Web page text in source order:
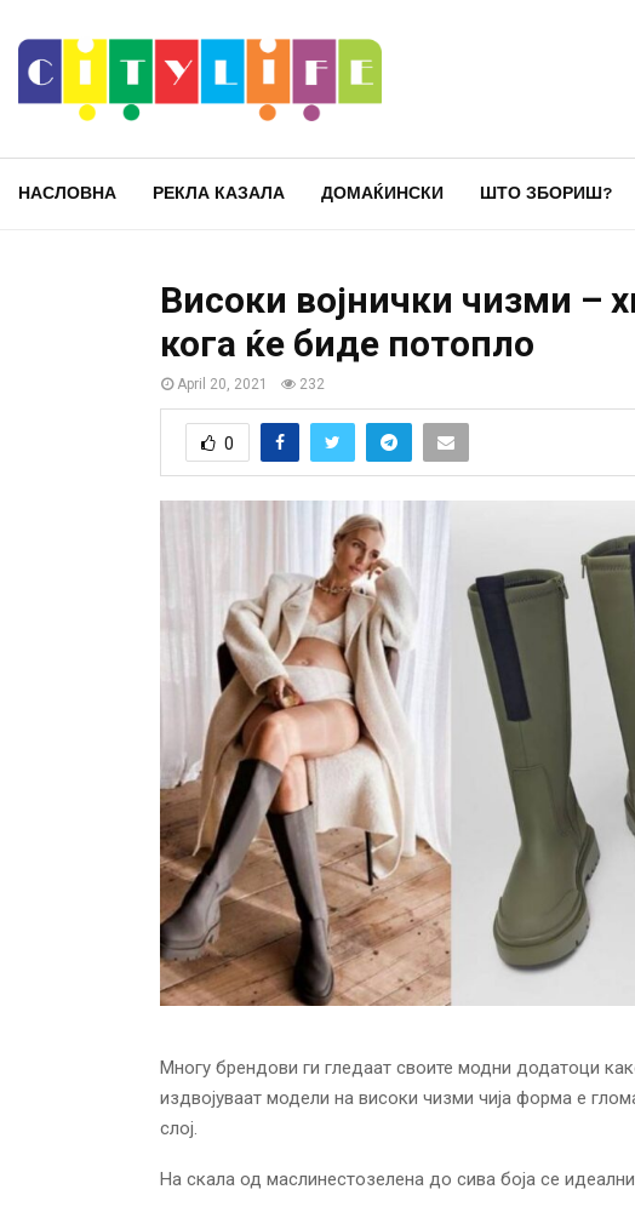
НАСЛОВНА РЕКЛА КАЗАЛА ДОМАЌИНСКИ ШТО ЗБОРИШ?
Високи војнички чизми –
кога ќе биде потопло
April 20, 2021 232
0
Многу брендови ги гледаат своите модни додатоци
издвојуваат модели на високи чизми чија форма е
слој.
На скала од маслинестозелена до сива боја се